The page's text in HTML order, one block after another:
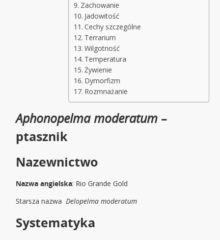
Zachowanie
Jadowitość
Cechy szczególne
Terrarium
Wilgotność
Temperatura
Żywienie
Dymorfizm
Rozmnażanie
Aphonopelma moderatum –
ptasznik
Nazewnictwo
Nazwa angielska: Rio Grande Gold
Starsza nazwaDelopelma moderatum
Systematyka